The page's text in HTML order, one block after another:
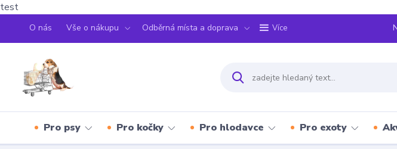
test
O nás Vše o nákupu Odběrná místa a doprava Více
Pro psy Pro kočky Pro hlodavce Pro exoty